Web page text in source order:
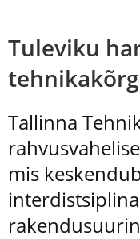
Tuleviku
Tallinna
mis